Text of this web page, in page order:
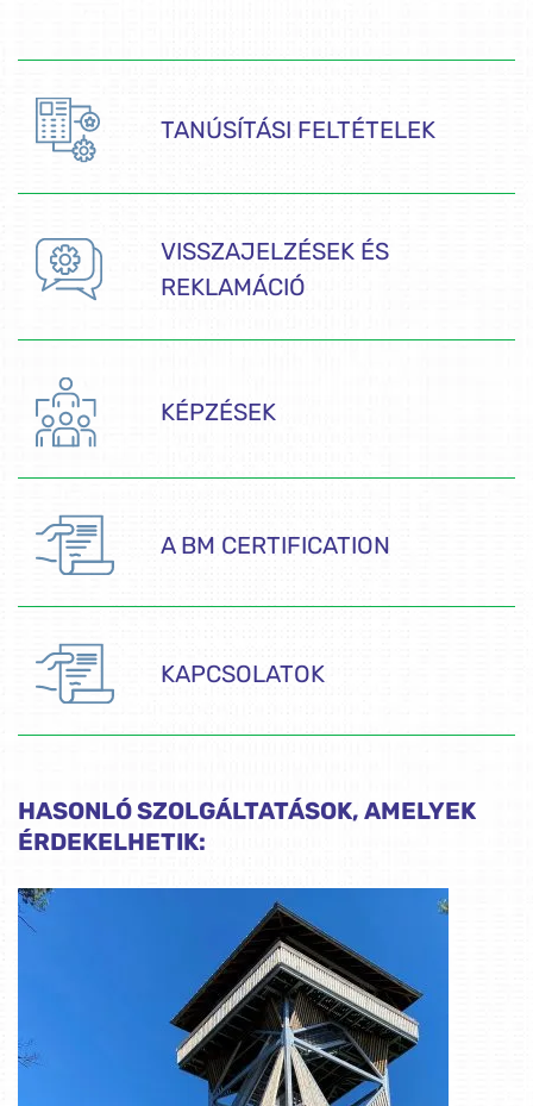
TANÚSÍTÁSI FELTÉTELEK
VISSZAJELZÉSEK ÉS
REKLAMÁCIÓ
KÉPZÉSEK
A BM CERTIFICATION
KAPCSOLATOK
HASONLÓ SZOLGÁLTATÁSOK, AMELYEK
ÉRDEKELHETIK: